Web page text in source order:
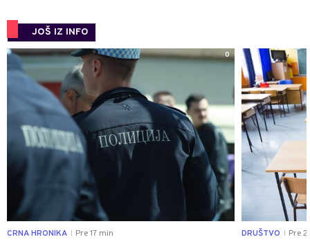
JOŠ IZ INFO
0
CRNA HRONIKA Pre 17 min DRUŠTVO Pre